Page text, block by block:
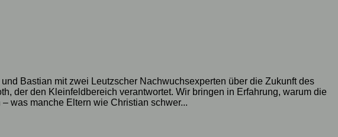
Bastian mit zwei Leutzscher Nachwuchsexperten über die Zukunft des
der den Kleinfeldbereich verantwortet. Wir bringen in Erfahrung, warum die
was manche Eltern wie Christian schwer...